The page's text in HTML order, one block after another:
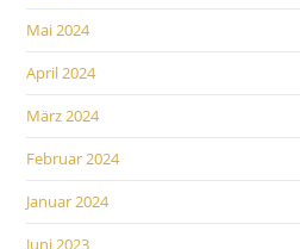
Mai 2024
April 2024
März 2024
Februar 2024
Januar 2024
Juni 2023